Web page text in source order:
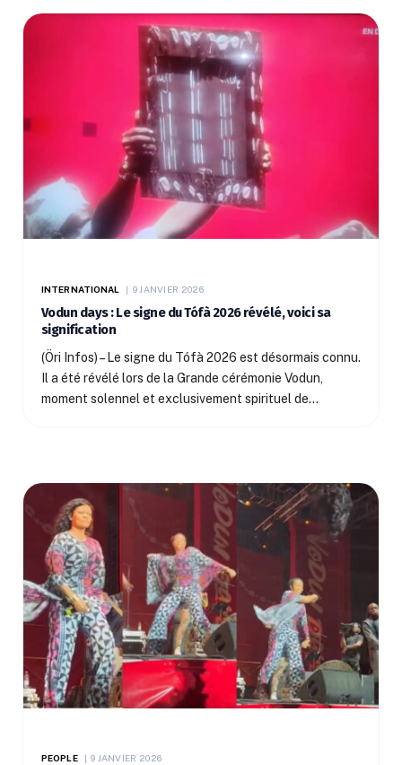
INTERNATIONAL 9 JANVIER 2026
Vodun days : Le signe du Tófà 2026 révélé, voici sa
signification
(Öri Infos) – Le signe du Tófà 2026 est désormais connu.
Il a été révélé lors de la Grande cérémonie Vodun,
moment solennel et exclusivement spirituel de…
PEOPLE 9 JANVIER 2026